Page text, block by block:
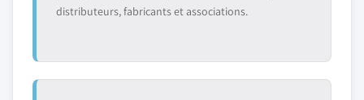
distributeurs, fabricants et associations.